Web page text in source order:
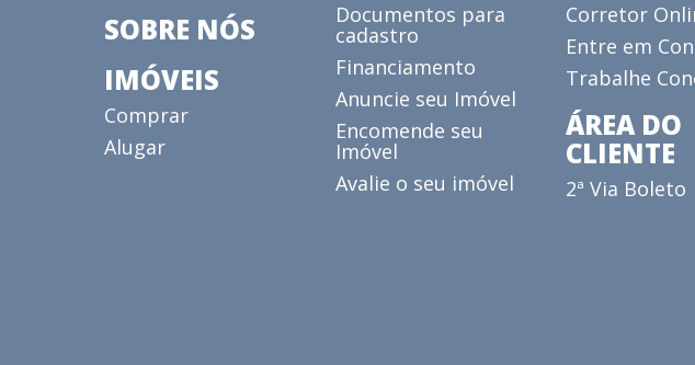
SOBRE NÓS
IMÓVEIS
Comprar
Alugar
Documentos para
cadastro
Financiamento
Anuncie seu Imóvel
Encomende seu
Imóvel
Avalie o seu imóvel
Corretor
Entre em
Trabalhe
ÁREA DO
CLIENTE
2ª Via Boleto